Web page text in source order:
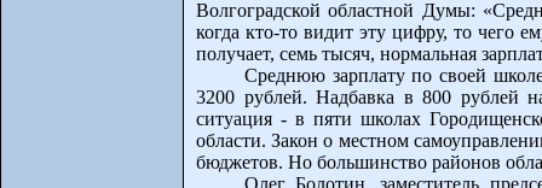
Волгоградской областной Думы:
когда кто-то видит эту цифру, то чего
получает, семь тысяч, нормальная
Среднюю зарплату по своей
3200 рублей. Надбавка в 800 рублей
ситуация - в пяти школах
области. Закон о местном
бюджетов. Но большинство районов
Олег Болотин, заместитель